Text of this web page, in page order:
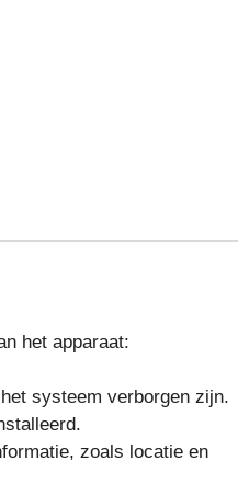
het apparaat:
systeem verborgen zijn.
zoals locatie en